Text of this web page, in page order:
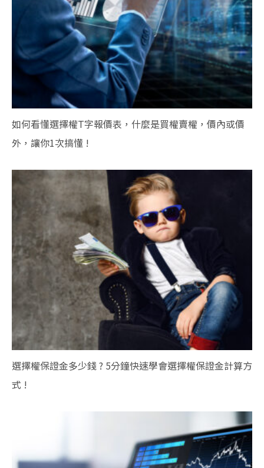
如何看懂選擇權T字報價表，什麼是買權賣權，價內或價
外，讓你1次搞懂 !
選擇權保證金多少錢 ? 5分鐘快速學會選擇權保證金計算方
式 !